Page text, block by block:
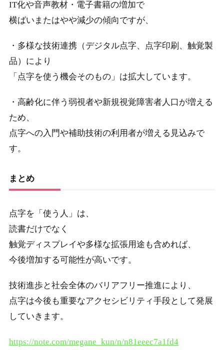
IT化や音声教材・電子書籍の増加で
横ばいまたはやや減少の傾向ですが、
・多様な技術連携（デジタル点字、点字印刷、触覚製
品）により
「点字を使う機会そのもの」は拡大しています。
・高齢化に伴う弱視者や新規視覚障害者人口が増える
ため、
点字への入門や補助技術の利用者が増える見込みで
す。
まとめ
点字を「使う人」は、
読書だけでなく
触覚ディスプレイや多様な拡張用途も含めれば、
今後増加する可能性が高いです。
技術進歩と社会全体のバリアフリー推進により、
点字は今後も重要なアクセシビリティ手段として発展
していきます。
https://note.com/megane_kun/n/n81eeec7a1fd4